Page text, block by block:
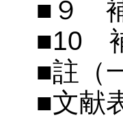
■９
■10
■註（
■文献